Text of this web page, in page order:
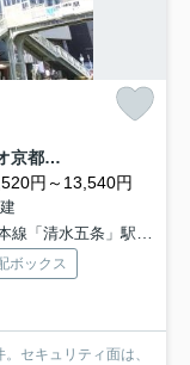
プレサンスNEO京都烏丸（プレサンスネオ京都烏丸）
円～13,540円
「清水五条」駅 徒歩7分
ボックス
セキュリティ面は、